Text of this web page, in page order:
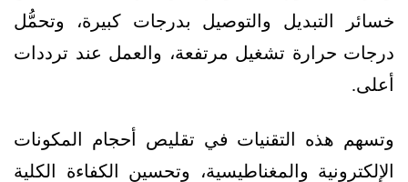
خسائر التبديل والتوصيل بدرجات كبيرة، وتحمُّل
درجات حرارة تشغيل مرتفعة، والعمل عند ترددات
أعلى.
وتسهم هذه التقنيات في تقليص أحجام المكونات
الإلكترونية والمغناطيسية، وتحسين الكفاءة الكلية